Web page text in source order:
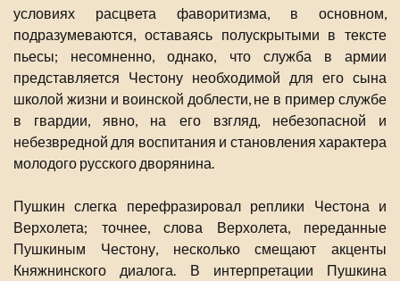
условиях расцвета фаворитизма, в основном,
подразумеваются, оставаясь полускрытыми в тексте
пьесы; несомненно, однако, что служба в армии
представляется Честону необходимой для его сына
школой жизни и воинской доблести, не в пример службе
в гвардии, явно, на его взгляд, небезопасной и
небезвредной для воспитания и становления характера
молодого русского дворянина.
Пушкин слегка перефразировал реплики Честона и
Верхолета; точнее, слова Верхолета, переданные
Пушкиным Честону, несколько смещают акценты
Княжнинского диалога. В интерпретации Пушкина